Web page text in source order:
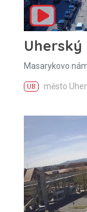
Uherský
Masarykovo
UB město